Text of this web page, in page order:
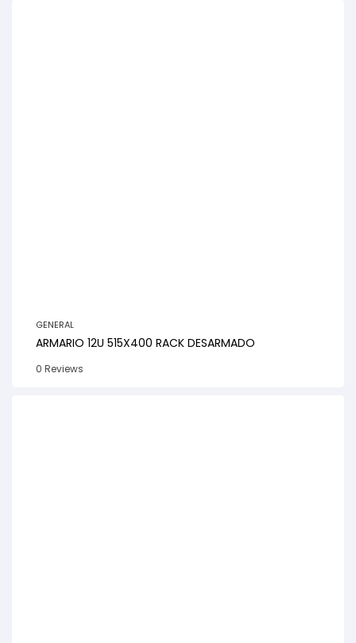
GENERAL
ARMARIO 12U 515X400 RACK DESARMADO
0 Reviews